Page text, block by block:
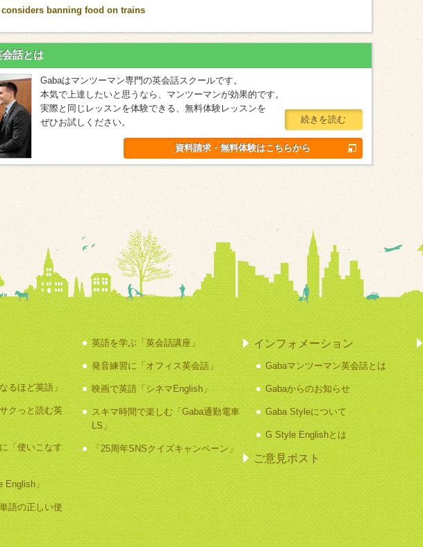
considers banning food on trains
話とは
Gabaはマンツーマン専門の英会話スクールです。
本気で上達したいと思うなら、マンツーマンが効果的です。
実際と同じレッスンを体験できる、無料体験レッスンを
ぜひお試しください。
続きを読む
資料請求・無料体験はこちらから
るほど英語」
クっと読む英
「使いこなす
」
語の正しい使
英語を学ぶ「英会話講座」
発音練習に「オフィス英会話」
映画で英語「シネマEnglish」
スキマ時間で楽しむ「Gaba通勤電車
LS」
「25周年SNSクイズキャンペーン」
インフォメーション
Gabaマンツーマン英会話とは
Gabaからのお知らせ
Gaba Styleについて
G Style Englishとは
ご意見ポスト